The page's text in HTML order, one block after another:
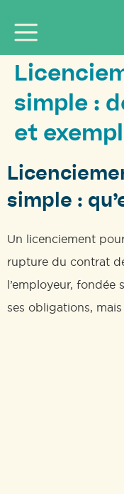
simple :
et
simple :
Un licenciement
rupture du contrat
l’employeur, fondée
ses obligations,